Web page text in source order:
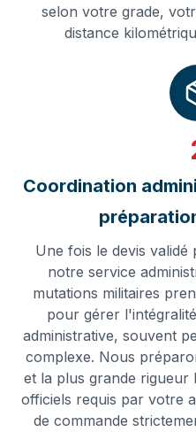
selon votre grade,
distance
Coordination
Une fois le devis
notre service
mutations militaires
pour gérer
administrative, souvent
complexe. Nous
et la plus grande rigueur
officiels requis par votre
de commande